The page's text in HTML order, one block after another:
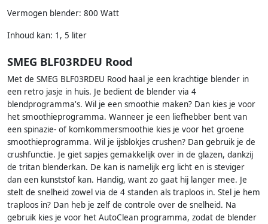
Vermogen blender: 800 Watt
Inhoud kan: 1, 5 liter
SMEG BLF03RDEU Rood
Met de SMEG BLF03RDEU Rood haal je een krachtige blender in
een retro jasje in huis. Je bedient de blender via 4
blendprogramma's. Wil je een smoothie maken? Dan kies je voor
het smoothieprogramma. Wanneer je een liefhebber bent van
een spinazie- of komkommersmoothie kies je voor het groene
smoothieprogramma. Wil je ijsblokjes crushen? Dan gebruik je de
crushfunctie. Je giet sapjes gemakkelijk over in de glazen, dankzij
de tritan blenderkan. De kan is namelijk erg licht en is steviger
dan een kunststof kan. Handig, want zo gaat hij langer mee. Je
stelt de snelheid zowel via de 4 standen als traploos in. Stel je hem
traploos in? Dan heb je zelf de controle over de snelheid. Na
gebruik kies je voor het AutoClean programma, zodat de blender